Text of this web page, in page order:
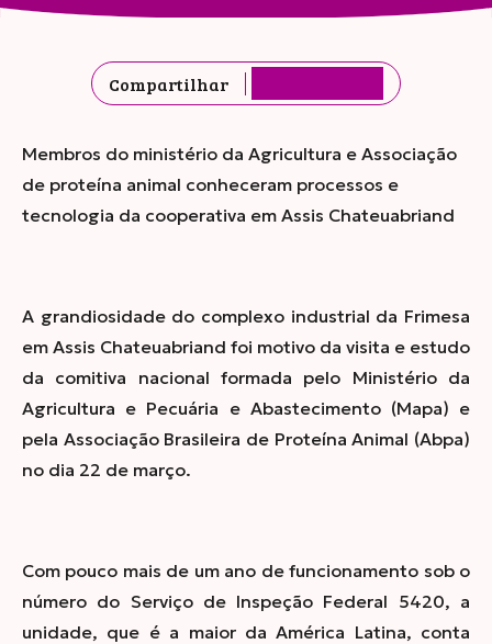
Compartilhar
Membros do ministério da Agricultura e Associação
de proteína animal conheceram processos e
tecnologia da cooperativa em Assis Chateuabriand
A grandiosidade do complexo industrial da Frimesa
em Assis Chateuabriand foi motivo da visita e estudo
da comitiva nacional formada pelo Ministério da
Agricultura e Pecuária e Abastecimento (Mapa) e
pela Associação Brasileira de Proteína Animal (Abpa)
no dia 22 de março.
Com pouco mais de um ano de funcionamento sob o
número do Serviço de Inspeção Federal 5420, a
unidade, que é a maior da América Latina, conta